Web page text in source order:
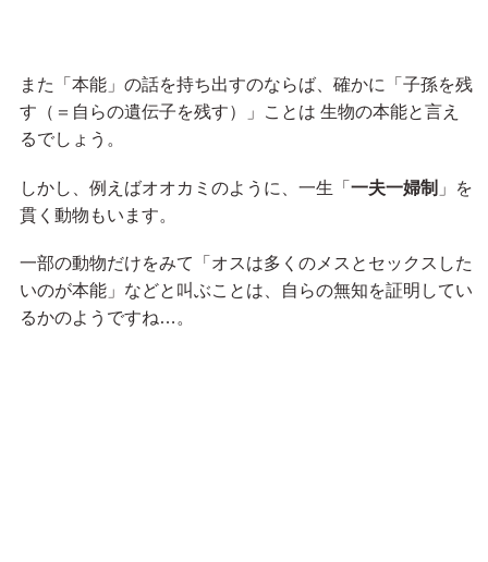
また「本能」の話を持ち出すのならば、確かに「子孫を残
す（＝自らの遺伝子を残す）」ことは 生物の本能と言え
るでしょう。
しかし、例えばオオカミのように、一生「 一夫一婦制 」を
貫く動物もいます。
一部の動物だけをみて「オスは多くのメスとセックスした
いのが本能」などと叫ぶことは、自らの無知を証明してい
るかのようですね…。